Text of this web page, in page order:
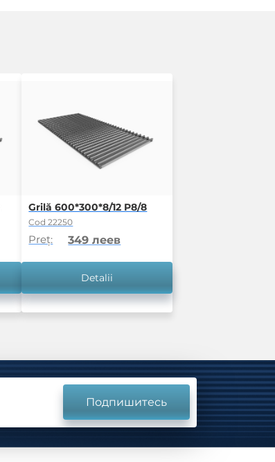
Grilă 600*300*8/12 P8/8
Cod 22250
Preț: 349 леев
Detalii
Подпишитесь